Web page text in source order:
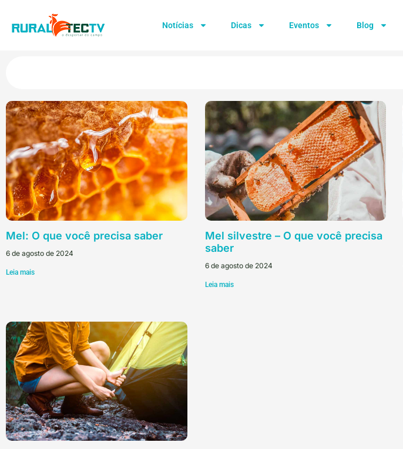
Notícias Dicas Eventos Blog
Mel: O que você precisa saber
6 de agosto de 2024
Leia mais
Mel silvestre – O que você precisa
saber
6 de agosto de 2024
Leia mais